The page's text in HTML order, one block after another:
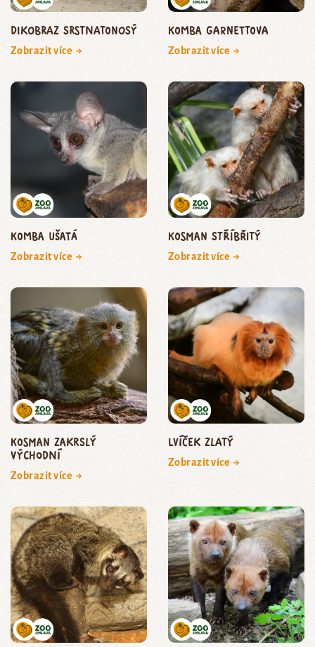
dikobraz srstnatonosý
Zobrazit více →
komba Garnettova
Zobrazit více →
komba ušatá
Zobrazit více →
kosman stříbřitý
Zobrazit více →
kosman zakrslý
východní
Zobrazit více →
lvíček zlatý
Zobrazit více →